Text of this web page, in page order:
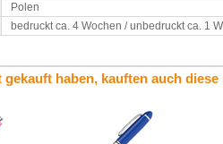
Polen
bedruckt ca. 4 Wochen / unbedruckt ca. 1
haben, kauften auch